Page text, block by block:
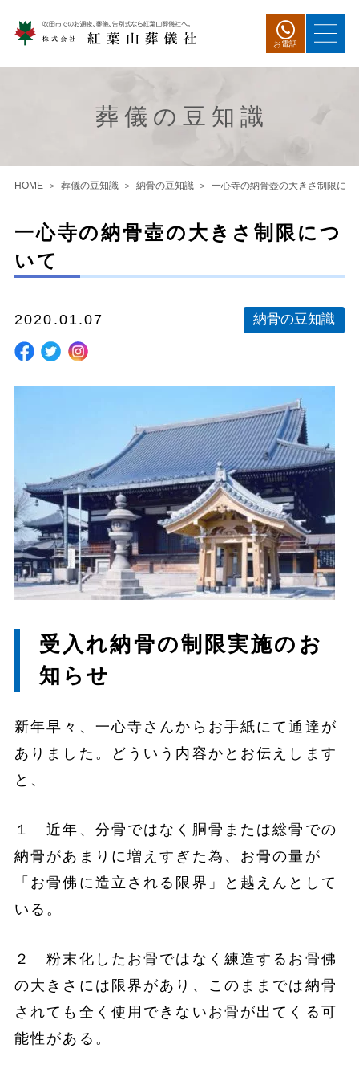
お電話
葬儀の豆知識
HOME 葬儀の豆知識 納骨の豆知識 一心寺の納骨壺の大きさ制限につ
一心寺の納骨壺の大きさ制限につ
いて
2020.01.07 納骨の豆知識
受入れ納骨の制限実施のお
知らせ
新年早々、一心寺さんからお手紙にて通達が
ありました。どういう内容かとお伝えします
と、
１ 近年、分骨ではなく胴骨または総骨での
納骨があまりに増えすぎた為、お骨の量が
「お骨佛に造立される限界」と越えんとして
いる。
２ 粉末化したお骨ではなく練造するお骨佛
の大きさには限界があり、このままでは納骨
されても全く使用できないお骨が出てくる可
能性がある。